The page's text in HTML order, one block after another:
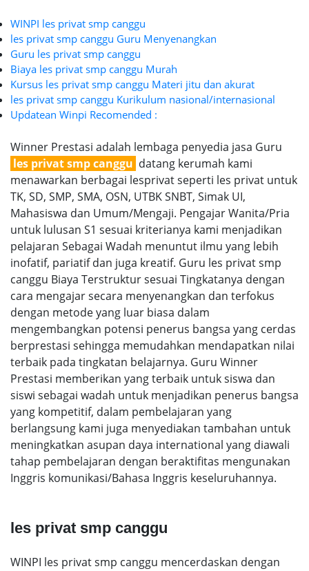
WINPI les privat smp canggu
les privat smp canggu Guru Menyenangkan
Guru les privat smp canggu
Biaya les privat smp canggu Murah
Kursus les privat smp canggu Materi jitu dan akurat
les privat smp canggu Kurikulum nasional/internasional
Updatean Winpi Recomended :
Winner Prestasi adalah lembaga penyedia jasa Guru
les privat smp canggu datang kerumah kami
menawarkan berbagai lesprivat seperti les privat untuk
TK, SD, SMP, SMA, OSN, UTBK SNBT, Simak UI,
Mahasiswa dan Umum/Mengaji. Pengajar Wanita/Pria
untuk lulusan S1 sesuai kriterianya kami menjadikan
pelajaran Sebagai Wadah menuntut ilmu yang lebih
inofatif, pariatif dan juga kreatif. Guru les privat smp
canggu Biaya Terstruktur sesuai Tingkatanya dengan
cara mengajar secara menyenangkan dan terfokus
dengan metode yang luar biasa dalam
mengembangkan potensi penerus bangsa yang cerdas
berprestasi sehingga memudahkan mendapatkan nilai
terbaik pada tingkatan belajarnya. Guru Winner
Prestasi memberikan yang terbaik untuk siswa dan
siswi sebagai wadah untuk menjadikan penerus bangsa
yang kompetitif, dalam pembelajaran yang
berlangsung kami juga menyediakan tambahan untuk
meningkatkan asupan daya international yang diawali
tahap pembelajaran dengan beraktifitas mengunakan
Inggris komunikasi/Bahasa Inggris keseluruhannya.
les privat smp canggu
WINPI les privat smp canggu mencerdaskan dengan